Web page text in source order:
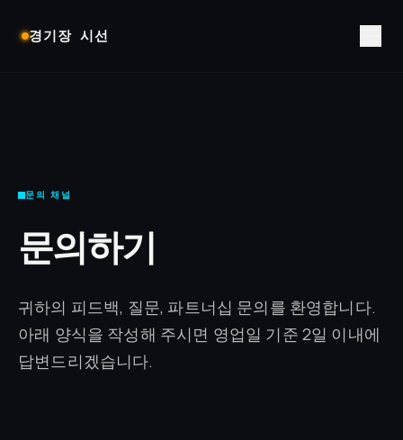
경기장 시선
문의 채널
문의하기
귀하의 피드백, 질문, 파트너십 문의를 환영합니다.
아래 양식을 작성해 주시면 영업일 기준 2일 이내에
답변드리겠습니다.